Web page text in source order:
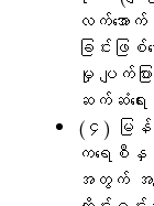
လက်အော
ခြင်းဖြ
မှု ပျက်
ဆက်ဆံရေ
(၄) မြ
ကရေစီနှ
အတွက် အမ